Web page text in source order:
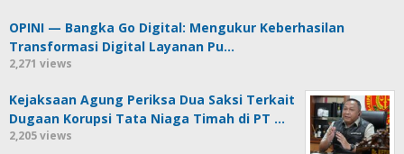
OPINI — Bangka Go Digital: Mengukur Keberhasilan
Transformasi Digital Layanan Pu…
2,271 views
Kejaksaan Agung Periksa Dua Saksi Terkait
Dugaan Korupsi Tata Niaga Timah di PT …
2,205 views